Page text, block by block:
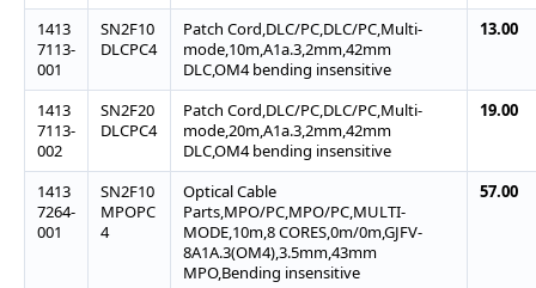
1413
7113-
001
SN2F10
DLCPC4
Patch Cord,DLC/PC,DLC/PC,Multi-
mode,10m,A1a.3,2mm,42mm
DLC,OM4 bending insensitive
13.00
1413
7113-
002
SN2F20
DLCPC4
Patch Cord,DLC/PC,DLC/PC,Multi-
mode,20m,A1a.3,2mm,42mm
DLC,OM4 bending insensitive
19.00
1413
7264-
001
SN2F10
MPOPC
4
Optical Cable
Parts,MPO/PC,MPO/PC,MULTI-
MODE,10m,8 CORES,0m/0m,GJFV-
8A1A.3(OM4),3.5mm,43mm
MPO,Bending insensitive
57.00